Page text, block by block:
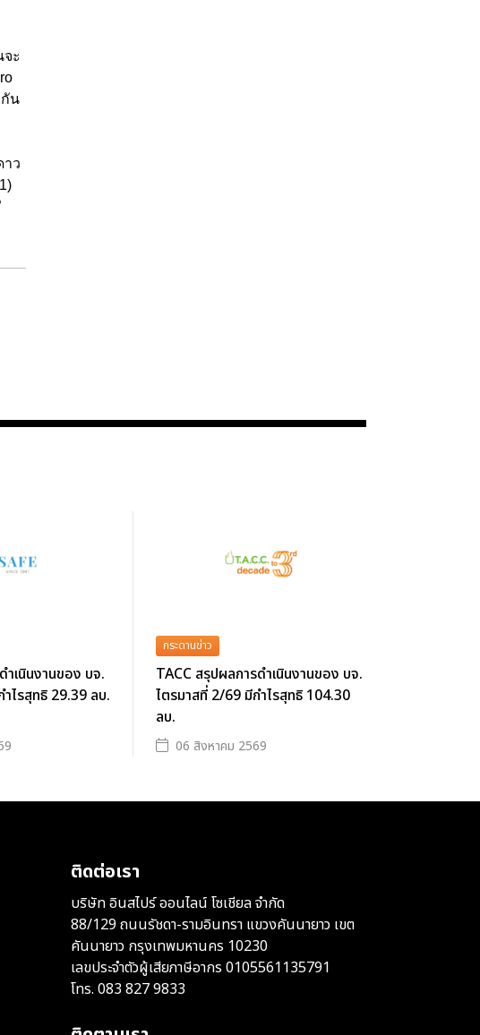
ะ
กัน
าว
ำเนินงานของ บจ.
ไรสุทธิ 29.39 ลบ.
กระดานข่าว
TACC สรุปผลการดำเนินงานของ บจ.
ไตรมาสที่ 2/69 มีกำไรสุทธิ 104.30
ลบ.
06 สิงหาคม 2569
ติดต่อเรา
บริษัท อินสไปร์ ออนไลน์ โซเชียล จำกัด
88/129 ถนนรัชดา-รามอินทรา แขวงคันนายาว เขต
คันนายาว กรุงเทพมหานคร 10230
เลขประจำตัวผู้เสียภาษีอากร 0105561135791
โทร. 083 827 9833